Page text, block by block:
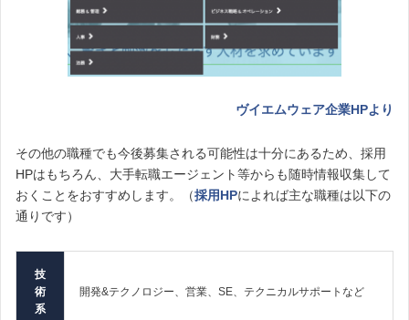
ヴイエムウェア企業HPより
その他の職種でも今後募集される可能性は十分にあるため、採用
HPはもちろん、 大手転職エージェント等からも随時情報収集して
おくことをおすすめします。（採用HPによれば主な職種は以下の
通りです）
技
術
系
開発&テクノロジー、営業、SE、テクニカルサポートなど